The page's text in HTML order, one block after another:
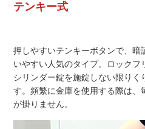
テンキー式
押しやすいテンキーボタンで、暗
いやすい人気のタイプ。ロック
シリンダー錠を施錠しない限りく
す。頻繁に金庫を使用する際は、
が掛りません。